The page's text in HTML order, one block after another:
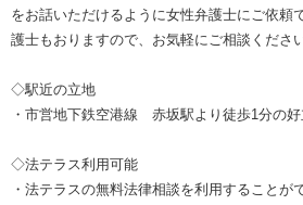
をお話いただけるように女性弁護士にご依頼
護士もおりますので、お気軽にご相談ください
◇駅近の立地
・市営地下鉄空港線 赤坂駅より徒歩1分の好
◇法テラス利用可能
・法テラスの無料法律相談を利用することが